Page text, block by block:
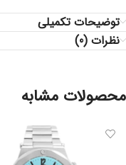
توضیحات تکمیلی
نظرات (0)
محصولات مشابه